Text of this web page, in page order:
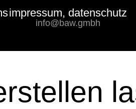
impressum, datenschutz
info@baw.gmbh